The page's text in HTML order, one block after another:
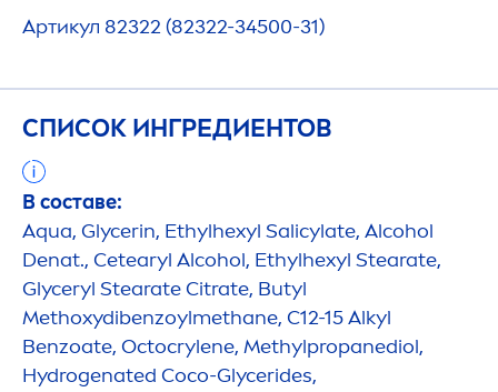
Артикул 82322 (82322-34500-31)
СПИСОК ИНГРЕДИЕНТОВ
В составе:
Aqua, Glycerin, Ethylhexyl Salicylate, Alcohol
Denat., Cetearyl Alcohol, Ethylhexyl Stearate,
Glyceryl Stearate Citrate, Butyl
Methoxydibenzoylmethane, C12-15 Alkyl
Benzoate, Octocrylene, Methylpropanediol,
Hydrogenated Coco-Glycerides,